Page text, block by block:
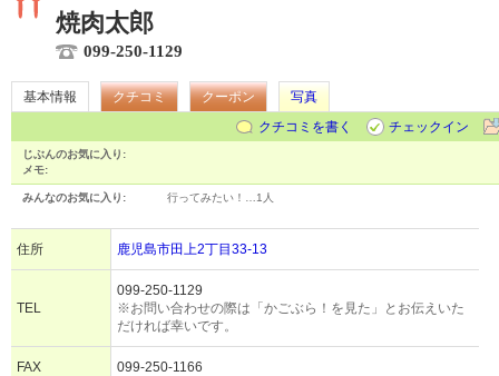
焼肉太郎
099-250-1129
基本情報 クチコミ クーポン
写真
クチコミを書く
チェックイン
じぶんのお気に入り:
メモ:
みんなのお気に入り: 行ってみたい！… 1人
住所 鹿児島市田上2丁目33-13
TEL
099-250-1129
※お問い合わせの際は「かごぶら！を見た」とお伝えいた
だければ幸いです。
FAX 099-250-1166